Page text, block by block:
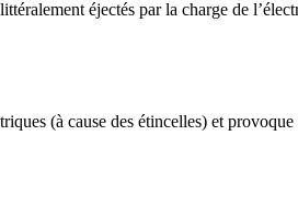
éjectés par la charge de
(à cause des étincelles) et